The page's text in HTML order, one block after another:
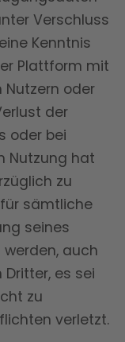
Verschluss
Kenntnis
Plattform mit
oder
der
oder bei
Nutzung hat
zu
sämtliche
seines
auch
es sei
zu
verletzt.